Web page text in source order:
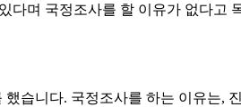
며 국정조사를 할 이유가 없다고
습니다. 국정조사를 하는 이유는,